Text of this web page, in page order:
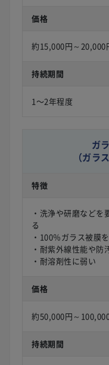
価格
約15,000円～20,000
持続期間
1〜2年程度
ガ
（ガラ
特徴
・洗浄や研磨などを
る
・100％ガラス被膜
・耐紫外線性能や防
・耐溶剤性に弱い
価格
約50,000円～
持続期間